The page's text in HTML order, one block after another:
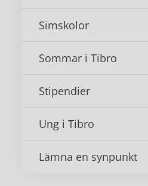
Simskolor
Sommar i Tibro
Stipendier
Ung i Tibro
Lämna en synpunkt